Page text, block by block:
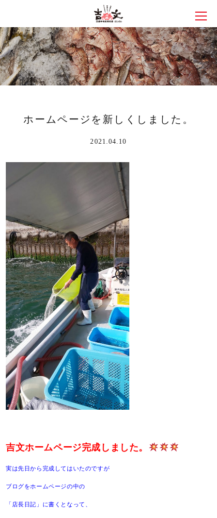
メニ
ホームページを新しくしました。
2021.04.10
吉文ホームページ完成しました。
実は先日から完成してはいたのですが
ブログをホームページの中の
「店長日記」に書くとなって、